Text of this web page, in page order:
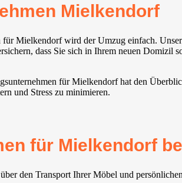
Mielkendorf
Mielkendorf wird der Umzug einfach.
dass Sie sich in Ihrem neuen Domizil
für Mielkendorf hat den
und Stress zu minimieren.
für Mielkendorf
den Transport Ihrer Möbel und